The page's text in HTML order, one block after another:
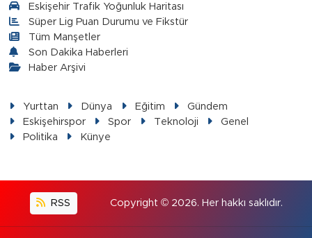
Eskişehir Trafik Yoğunluk Haritası
Süper Lig Puan Durumu ve Fikstür
Tüm Manşetler
Son Dakika Haberleri
Haber Arşivi
Yurttan Dünya Eğitim
Gündem
Eskişehirspor
Spor Teknoloji
Genel
Politika
Künye
RSS Copyright © 2026. Her hakkı saklıdır.